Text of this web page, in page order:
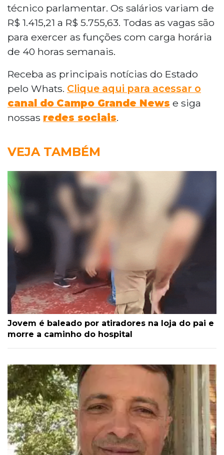
técnico parlamentar. Os salários variam de
R$ 1.415,21 a R$ 5.755,63. Todas as vagas são
para exercer as funções com carga horária
de 40 horas semanais.
Receba as principais notícias do Estado
pelo Whats. Clique aqui para acessar o
canal do Campo Grande News e siga
nossas redes sociais.
VEJA TAMBÉM
Jovem é baleado por atiradores na loja do pai e
morre a caminho do hospital